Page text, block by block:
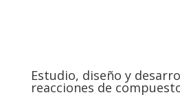
Estudio, diseño y
reacciones de